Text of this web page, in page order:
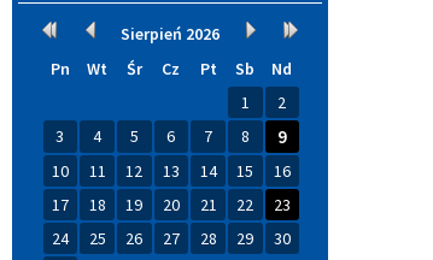
Kalendarium
Rok
Miesiąc
wcześniej
Sierpień 2026
Miesiąc
Rok
Pn Wt Śr Cz Pt Sb
Nd
1
2
3
4 5 6 7 8 9
10 11 12 13 14 15
16
17
18 19 20 21 22
23
24
25 26 27 28 29
30